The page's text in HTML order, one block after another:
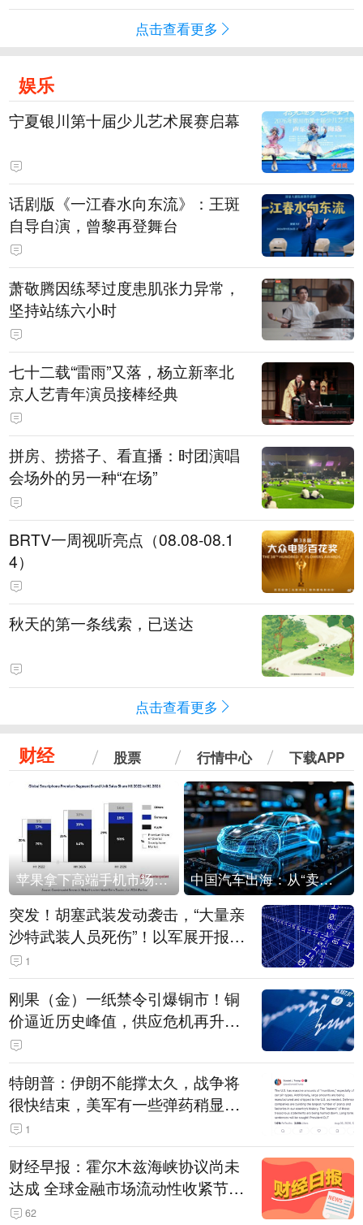
点击查看更多
娱乐
宁夏银川第十届少儿艺术展赛启幕
话剧版《一江春水向东流》：王斑
自导自演，曾黎再登舞台
萧敬腾因练琴过度患肌张力异常，
坚持站练六小时
七十二载“雷雨”又落，杨立新率北
京人艺青年演员接棒经典
拼房、捞搭子、看直播：时团演唱
会场外的另一种“在场”
BRTV一周视听亮点（08.08-08.1
4）
秋天的第一条线索，已送达
点击查看更多
财经 股票 行情中心 下载APP
苹果拿下高端手机市场65%的份额：iPhone 17系列功不可没 中国汽车出海：从“卖出去”到“走进去”
突发！胡塞武装发动袭击，“大量亲
沙特武装人员死伤”！以军展开报复
性空袭
1
刚果（金）一纸禁令引爆铜市！铜
价逼近历史峰值，供应危机再升
级？
特朗普：伊朗不能撑太久，战争将
很快结束，美军有一些弹药稍显紧
张！伊朗公布拟议的海峡管理文本
1
财经早报：霍尔木兹海峡协议尚未
达成 全球金融市场流动性收紧节奏
暂缓
62